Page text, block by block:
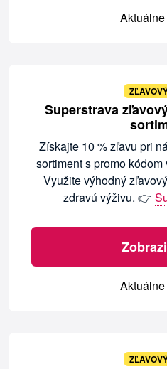
Superstrava
Získajte 10 % zľavu pri
sortiment s promo
Využite výhodný
zdravú výživu. 👉